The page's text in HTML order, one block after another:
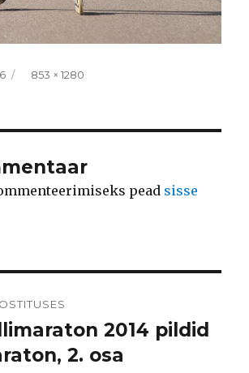
Täissuurus
853 × 1280
pead sisse
2014 pildid
2. osa